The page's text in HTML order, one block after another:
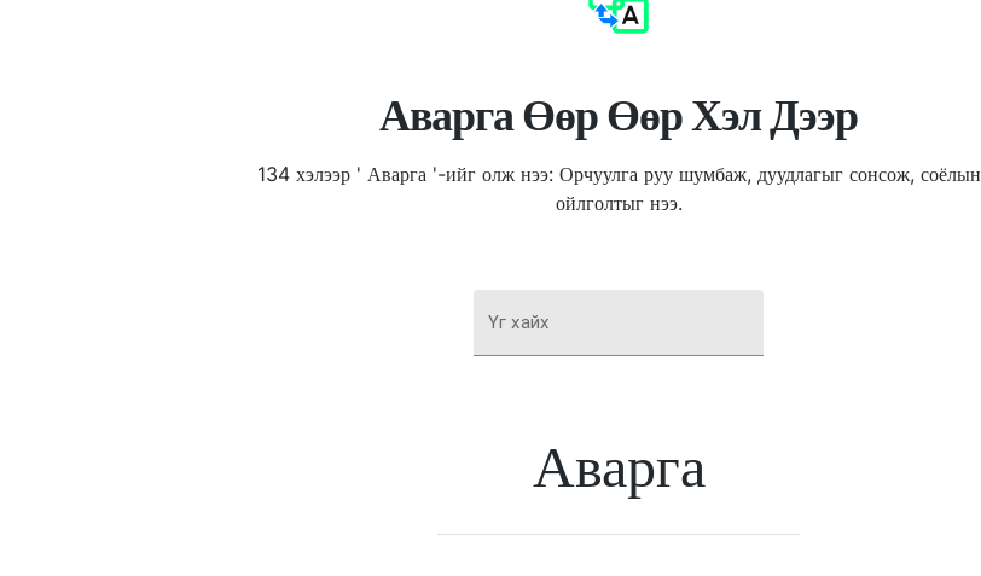
Аварга Өөр Өөр Хэл Дээр
134 хэлээр ' Аварга '-ийг олж нээ: Орчуулга руу шумбаж, дуудлагыг сонсож, соёлын
ойлголтыг нээ.
Үг хайх
Аварга